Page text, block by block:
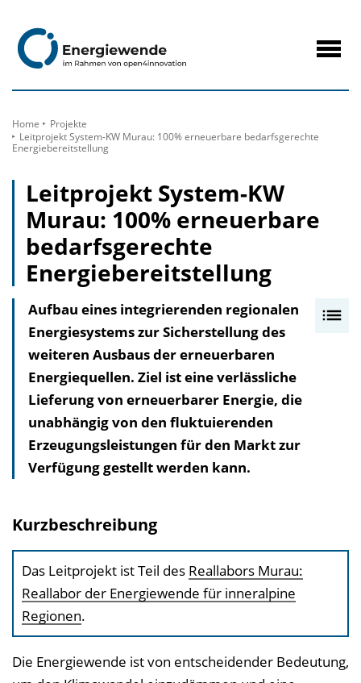
Home
Projekte
Leitprojekt System-KW Murau: 100% erneuerbare bedarfsgerechte
Energiebereitstellung
Leitprojekt System-KW
Murau: 100% erneuerbare
bedarfsgerechte
Energiebereitstellung
e
i
Aufbau eines integrierenden regionalen
Energiesystems zur Sicherstellung des
weiteren Ausbaus der erneuerbaren
Energiequellen. Ziel ist eine verlässliche
Lieferung von erneuerbarer Energie, die
unabhängig von den fluktuierenden
Erzeugungsleistungen für den Markt zur
Verfügung gestellt werden kann.
Kurzbeschreibung
Das Leitprojekt ist Teil des Reallabors Murau:
Reallabor der Energiewende für inneralpine
Regionen.
Die Energiewende ist von entscheidender Bedeutung,